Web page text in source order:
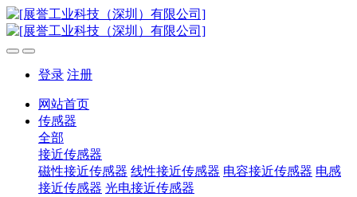
登录 注册
网站首页
传感器
全部
接近传感器
磁性接近传感器 线性接近传感器 电容接近传感器 电感
接近传感器 光电接近传感器